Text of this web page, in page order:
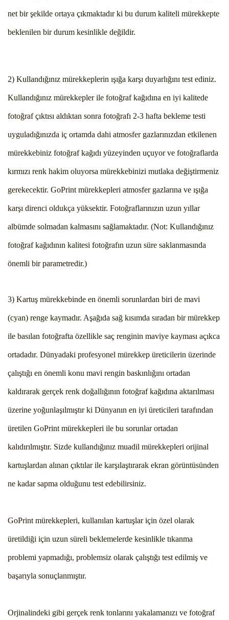
net bir şekilde ortaya çıkmaktadır ki bu durum kaliteli mürekkepte
beklenilen bir durum kesinlikle değildir.
2) Kullandığınız mürekkeplerin ışığa karşı duyarlığını test ediniz.
Kullandığınız mürekkepler ile fotoğraf kağıdına en iyi kalitede
fotoğraf çıktısı aldıktan sonra fotoğrafı 2-3 hafta bekleme testi
uyguladığınızda iç ortamda dahi atmosfer gazlarınızdan etkilenen
mürekkebiniz fotoğraf kağıdı yüzeyinden uçuyor ve fotoğraflarda
kırmızı renk hakim oluyorsa mürekkebinizi mutlaka değiştirmeniz
gerekecektir. GoPrint mürekkepleri atmosfer gazlarına ve ışığa
karşı direnci oldukça yüksektir. Fotoğraflarınızın uzun yıllar
albümde solmadan kalmasını sağlamaktadır. (Not: Kullandığınız
fotoğraf kağıdının kalitesi fotoğrafın uzun süre saklanmasında
önemli bir parametredir.)
3) Kartuş mürekkebinde en önemli sorunlardan biri de mavi
(cyan) renge kaymadır. Aşağıda sağ kısımda sıradan bir mürekkep
ile basılan fotoğrafta özellikle saç renginin maviye kayması açıkca
ortadadır. Dünyadaki profesyonel mürekkep üreticilerin üzerinde
çalıştığı en önemli konu mavi rengin baskınlığını ortadan
kaldırarak gerçek renk doğallığının fotoğraf kağıdına aktarılması
üzerine yoğunlaşılmıştır ki Dünyanın en iyi üreticileri tarafından
üretilen GoPrint mürekkepleri ile bu sorunlar ortadan
kalıdırılmıştır. Sizde kullandığınız muadil mürekkepleri orijinal
kartuşlardan alınan çıktılar ile karşılaştırarak ekran görüntüsünden
ne kadar sapma olduğunu test edebilirsiniz.
GoPrint mürekkepleri, kullanılan kartuşlar için özel olarak
üretildiği için uzun süreli beklemelerde kesinlikle tıkanma
problemi yapmadığı, problemsiz olarak çalıştığı test edilmiş ve
başarıyla sonuçlanmıştır.
Orjinalindeki gibi gerçek renk tonlarını yakalamanızı ve fotoğraf